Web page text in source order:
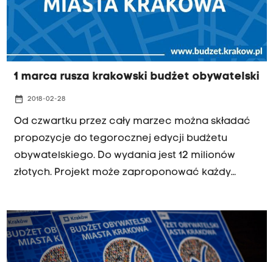
1 marca rusza krakowski budżet obywatelski
date_range 2018-02-28
Od czwartku przez cały marzec można składać
propozycje do tegorocznej edycji budżetu
obywatelskiego. Do wydania jest 12 milionów
złotych. Projekt może zaproponować każdy